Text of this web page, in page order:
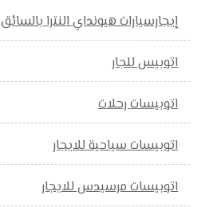
إيجارسيارات هيونداي النترا بالسائق
اتوبيس للجار
اتوبيسات رحلات
اتوبيسات سياحية للايجار
اتوبيسات مرسيدس للايجار